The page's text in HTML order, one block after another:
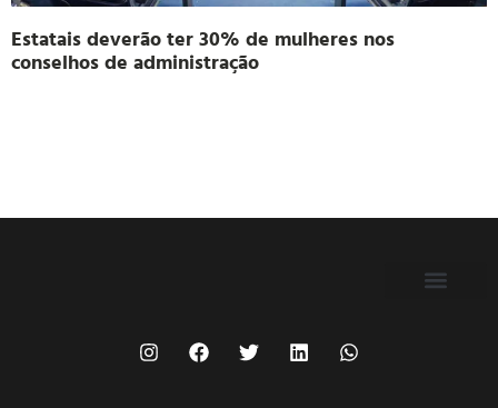
Estatais deverão ter 30% de mulheres nos
conselhos de administração